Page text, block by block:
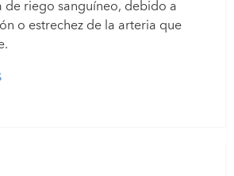
de riego sanguíneo, debido a
o estrechez de la arteria que